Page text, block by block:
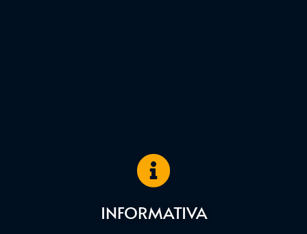
INFORMATIVA